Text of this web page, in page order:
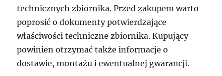
technicznych zbiornika. Przed zakupem warto
poprosić o dokumenty potwierdzające
właściwości techniczne zbiornika. Kupujący
powinien otrzymać także informacje o
dostawie, montażu i ewentualnej gwarancji.